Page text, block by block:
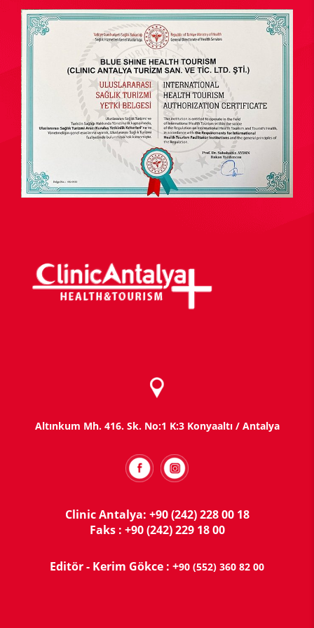
Altınkum Mh. 416. Sk. No:1 K:3 Konyaaltı / Antalya
Clinic Antalya: +90 (242) 228 00 18
Faks : +90 (242) 229 18 00
Editör - Kerim Gökce : +90 (552) 360 82 00